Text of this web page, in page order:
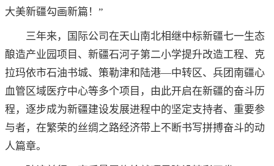
大美新疆勾画新篇！”
三年来，国际公司在天山南北相继中标新疆七一生态
酿造产业园项目、新疆石河子第二小学提升改造工程、克
拉玛依市石油书城、策勒津和陆港—中转区、兵团南疆心
血管区域医疗中心等多个项目，由此开启在新疆的奋斗历
程，逐步成为新疆建设发展进程中的坚定支持者、重要参
与者，在繁荣的丝绸之路经济带上不断书写拼搏奋斗的动
人篇章。